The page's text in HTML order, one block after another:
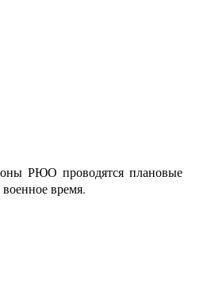
РЮО проводятся плановые
время.